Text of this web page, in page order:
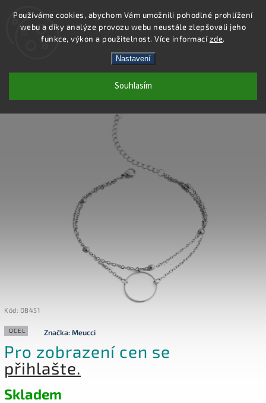
Používáme cookies, abychom Vám umožnili pohodlné prohlížení
webu a díky analýze provozu webu neustále zlepšovali jeho
funkce, výkon a použitelnost. Více informacízde.
Nastavení
Souhlasím
Hledat
DB451 - NÁRAMEK OCEL
Kód: DB451
OCEL Značka:Meucci
Pro zobrazení cen se
přihlašte.
Skladem